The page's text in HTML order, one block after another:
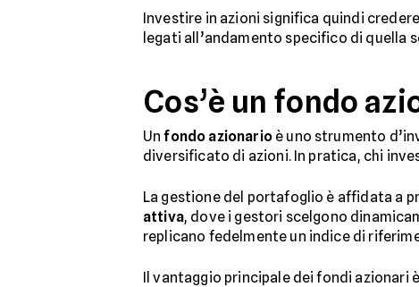
Investire in azioni significa quindi
legati all’andamento specifico di quella
Cos’è un fondo
Unfondo azionarioè uno strumento
diversificato di azioni. In pratica, chi
La gestione del portafoglio è affidata a
attiva, dove i gestori scelgono
replicano fedelmente un indice di
Il vantaggio principale dei fondi azionari